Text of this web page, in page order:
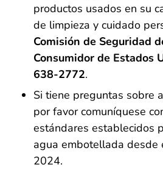
productos usados en su
de limpieza y cuidado
Comisión de Seguridad
Consumidor de Estados
638-2772.
Si tiene preguntas sobre
por favor comuníquese
estándares establecidos
agua embotellada
2024.